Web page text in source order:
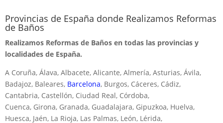
Provincias de España donde Realizamos Reformas
de Baños
Realizamos Reformas de Baños en todas las provincias y
localidades de España.
A Coruña, Álava, Albacete, Alicante, Almería, Asturias, Ávila,
Badajoz, Baleares, Barcelona, Burgos, Cáceres, Cádiz,
Cantabria, Castellón, Ciudad Real, Córdoba,
Cuenca, Girona, Granada, Guadalajara, Gipuzkoa, Huelva,
Huesca, Jaén, La Rioja, Las Palmas, León, Lérida,